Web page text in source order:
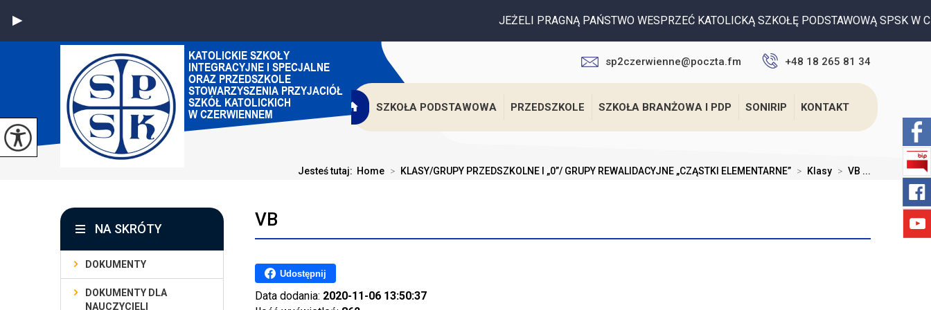
JEŻELI PRAGNĄ PAŃSTWO WESPRZEĆ KATOLICKĄ SZKOŁĘ PODSTAWOWĄ SPSK W
sp2czerwienne@poczta.fm +48 18 265 81 34
SZKOŁA PODSTAWOWA PRZEDSZKOLE SZKOŁA BRANŻOWA I PDP SONIRIP KONTAKT
Jesteś tutaj: Home > KLASY/GRUPY PRZEDSZKOLNE I „0”/ GRUPY REWALIDACYJNE „CZĄSTKI ELEMENTARNE” > Klasy > VB ...
VB
Udostępnij
Data dodania: 2020-11-06 13:50:37
NA SKRÓTY
DOKUMENTY
DOKUMENTY DLA
NAUCZYCIELI